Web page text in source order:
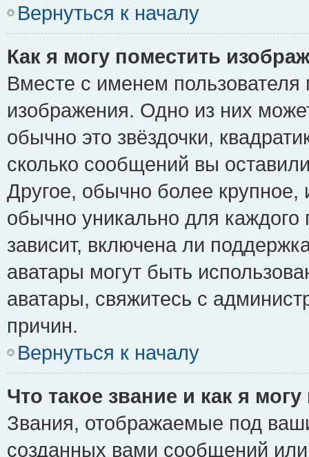
Вернуться к началу
Как я могу поместить
Вместе с именем пользователя
изображения. Одно из них
обычно это звёздочки,
сколько сообщений вы
Другое, обычно более крупное,
обычно уникально для каждого
зависит, включена ли
аватары могут быть
аватары, свяжитесь с
причин.
Вернуться к началу
Что такое звание и как я
Звания, отображаемые под
созданных вами сообщений